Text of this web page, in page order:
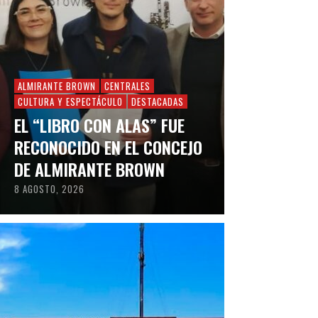
ALMIRANTE BROWN
CENTRALES
CULTURA Y ESPECTÁCULO
DESTACADAS
EL “LIBRO CON ALAS” FUE
RECONOCIDO EN EL CONCEJO
DE ALMIRANTE BROWN
8 AGOSTO, 2026